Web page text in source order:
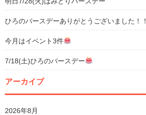
ひろのバースデーありがとうございました！！
今月はイベント3件
7/18(土)ひろのバースデー
アーカイブ
2026年8月